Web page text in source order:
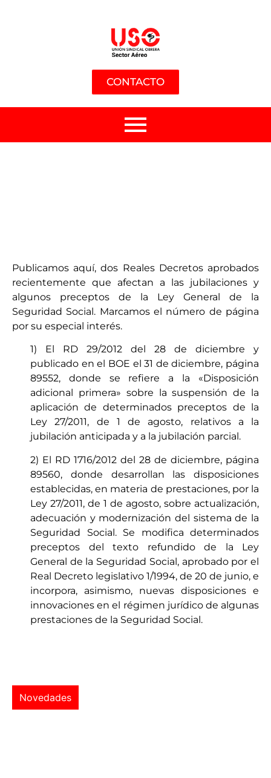
CONTACTO
Publicamos aquí, dos Reales Decretos aprobados
recientemente que afectan a las jubilaciones y
algunos preceptos de la Ley General de la
Seguridad Social. Marcamos el número de página
por su especial interés.
1) El RD 29/2012 del 28 de diciembre y
publicado en el BOE el 31 de diciembre, página
89552, donde se refiere a la «Disposición
adicional primera» sobre la suspensión de la
aplicación de determinados preceptos de la
Ley 27/2011, de 1 de agosto, relativos a la
jubilación anticipada y a la jubilación parcial.
2) El RD 1716/2012 del 28 de diciembre, página
89560, donde desarrollan las disposiciones
establecidas, en materia de prestaciones, por la
Ley 27/2011, de 1 de agosto, sobre actualización,
adecuación y modernización del sistema de la
Seguridad Social. Se modifica determinados
preceptos del texto refundido de la Ley
General de la Seguridad Social, aprobado por el
Real Decreto legislativo 1/1994, de 20 de junio, e
incorpora, asimismo, nuevas disposiciones e
innovaciones en el régimen jurídico de algunas
prestaciones de la Seguridad Social.
Novedades